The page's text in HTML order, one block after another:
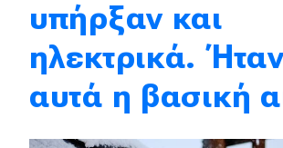
Motorsport
Eco
υπήρξαν και
ηλεκτρικά.
αυτά η βασική